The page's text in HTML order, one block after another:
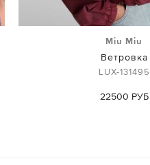
Miu Miu
Ветровка
LUX-131495
22500 РУБ